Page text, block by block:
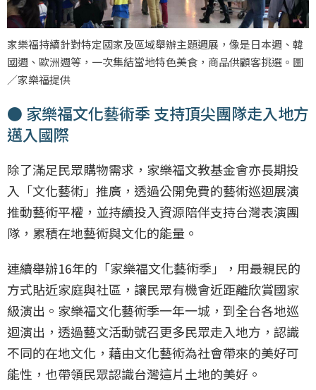
家樂福持續針對特定國家及區域舉辦主題週展，像是日本週、韓
國週、歐洲週等，一次集結當地特色美食，商品供顧客挑選。圖
／家樂福提供
● 家樂福文化藝術季 支持頂尖團隊走入地方
邁入國際
除了滿足民眾購物需求，家樂福文教基金會亦長期投
入「文化藝術」推廣，透過公開免費的藝術巡迴展演
推動藝術平權，並持續投入資源陪伴支持台灣表演團
隊，累積在地藝術與文化的能量。
連續舉辦16年的「家樂福文化藝術季」，用最親民的
方式貼近家庭與社區，讓民眾有機會近距離欣賞國家
級演出。家樂福文化藝術季一年一城，到全台各地巡
迴演出，透過藝文活動號召更多民眾走入地方，認識
不同的在地文化，藉由文化藝術為社會帶來的美好可
能性，也帶領民眾認識台灣這片土地的美好。